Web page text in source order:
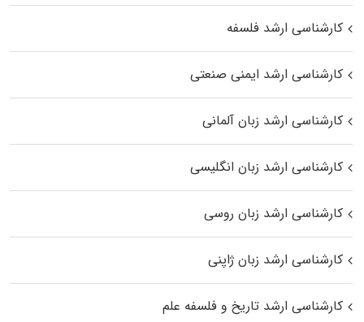
کارشناسی ارشد فلسفه
کارشناسی ارشد ایمنی صنعتی
کارشناسی ارشد زبان آلمانی
کارشناسی ارشد زبان انگلیسی
کارشناسی ارشد زبان روسی
کارشناسی ارشد زبان ژاپنی
کارشناسی ارشد تاریخ و فلسفه علم